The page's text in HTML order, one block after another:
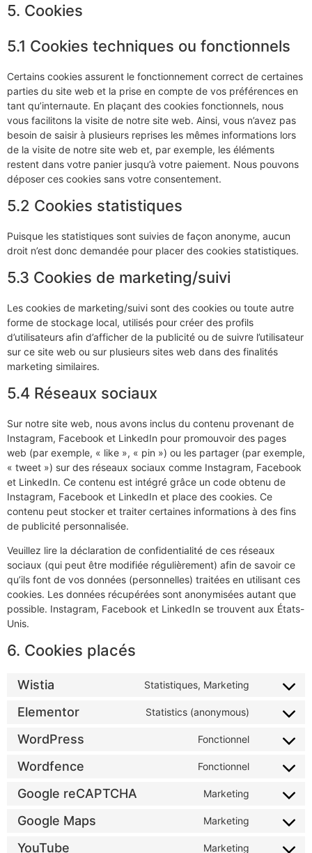
5. Cookies
5.1 Cookies techniques ou fonctionnels
Certains cookies assurent le fonctionnement correct de certaines
parties du site web et la prise en compte de vos préférences en
tant qu’internaute. En plaçant des cookies fonctionnels, nous
vous facilitons la visite de notre site web. Ainsi, vous n’avez pas
besoin de saisir à plusieurs reprises les mêmes informations lors
de la visite de notre site web et, par exemple, les éléments
restent dans votre panier jusqu’à votre paiement. Nous pouvons
déposer ces cookies sans votre consentement.
5.2 Cookies statistiques
Puisque les statistiques sont suivies de façon anonyme, aucun
droit n’est donc demandée pour placer des cookies statistiques.
5.3 Cookies de marketing/suivi
Les cookies de marketing/suivi sont des cookies ou toute autre
forme de stockage local, utilisés pour créer des profils
d’utilisateurs afin d’afficher de la publicité ou de suivre l’utilisateur
sur ce site web ou sur plusieurs sites web dans des finalités
marketing similaires.
5.4 Réseaux sociaux
Sur notre site web, nous avons inclus du contenu provenant de
Instagram, Facebook et LinkedIn pour promouvoir des pages
web (par exemple, « like », « pin ») ou les partager (par exemple,
« tweet ») sur des réseaux sociaux comme Instagram, Facebook
et LinkedIn. Ce contenu est intégré grâce un code obtenu de
Instagram, Facebook et LinkedIn et place des cookies. Ce
contenu peut stocker et traiter certaines informations à des fins
de publicité personnalisée.
Veuillez lire la déclaration de confidentialité de ces réseaux
sociaux (qui peut être modifiée régulièrement) afin de savoir ce
qu’ils font de vos données (personnelles) traitées en utilisant ces
cookies. Les données récupérées sont anonymisées autant que
possible. Instagram, Facebook et LinkedIn se trouvent aux États-
Unis.
6. Cookies placés
Wistia Statistiques, Marketing
Elementor Statistics (anonymous)
WordPress Fonctionnel
Wordfence Fonctionnel
Google reCAPTCHA Marketing
Google Maps Marketing
YouTube Marketing